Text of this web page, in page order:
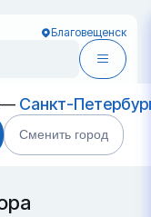
Благовещенск
— Санкт-
Сменить город
54-00585-21